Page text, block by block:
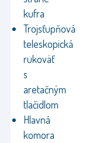
kufra
Trojsťupňová
teleskopická
rukoväť
s
aretačným
tlačidlom
Hlavná
komora